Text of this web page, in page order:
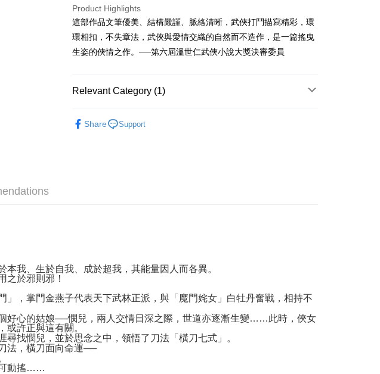
E.SUN Commercial Bank
Taishin International Bank
CTBC Bank
Taiwan Rakuten Card, Inc.
Yuanta Commercial Bank
E.SUN Commercial Bank
DBS Bank
Taishin International Bank
CTBC Bank
Taiwan Rakuten Card, Inc.
Union Bank of Taiwan
Yuanta Commercial Bank
Bank SinoPac
E.SUN Commercial Bank
DBS Bank
Taishin International Bank
CTBC Bank
Taichung Commercial Bank
Hwatai Bank
Union Bank of Taiwan
Far Eastern International Bank
Yuanta Commercial Bank
DBS Bank
Taishin International Bank
Easy Wallet
Google Pay
ATM Transfer
Shipping Method
郵局
Product Highlights
這部作品文筆優美、結構嚴謹、脈絡清晰，武俠打鬥描寫精彩，環
環相扣，不失章法，武俠與愛情交織的自然而不造作，是一篇搖曳
生姿的俠情之作。──第六屆溫世仁武俠小說大獎決審委員
Relevant Category (1)
Share
Support
我、生於自我、成於超我，其能量因人而各異。
之於邪則邪！
」，掌門金燕子代表天下武林正派，與「魔門姹女」白牡丹奮戰，相持不
好心的姑娘──憫兒，兩人交情日深之際，世道亦逐漸生變……此時，俠女
或許正與這有關。
找憫兒，並於思念之中，領悟了刀法「橫刀七式」。
法，橫刀面向命運──
可動搖……